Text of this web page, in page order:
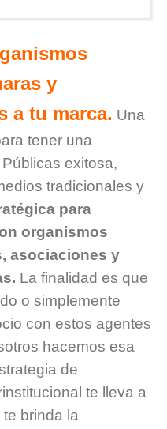
y
a tu marca. Una
tener una
exitosa,
tradicionales y
para
organismos
asociaciones y
La finalidad es que
o simplemente
con estos agentes
hacemos esa
de
te lleva a
brinda la